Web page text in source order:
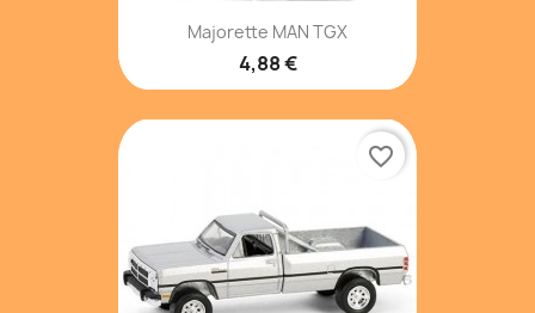
Majorette MAN TGX
4,88 €
favorite_border